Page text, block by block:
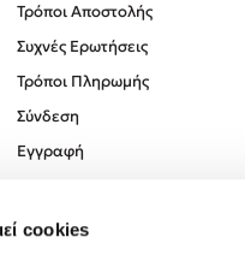
cookies
Τρόποι Αποστολής
Συχνές Ερωτήσεις
Τρόποι Πληρωμής
Σύνδεση
Εγγραφή